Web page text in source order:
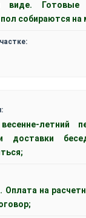
виде. Готовые
собираются на
летний
и доставки
Оплата на